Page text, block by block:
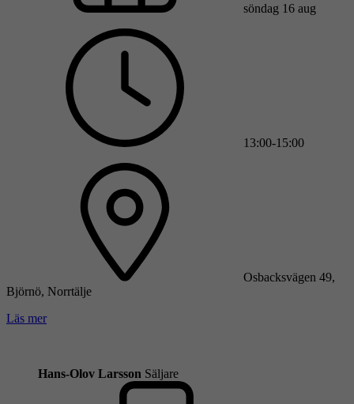
söndag 16 aug
13:00-15:00
Osbacksvägen 49,
Björnö, Norrtälje
Läs mer
Hans-Olov Larsson Säljare